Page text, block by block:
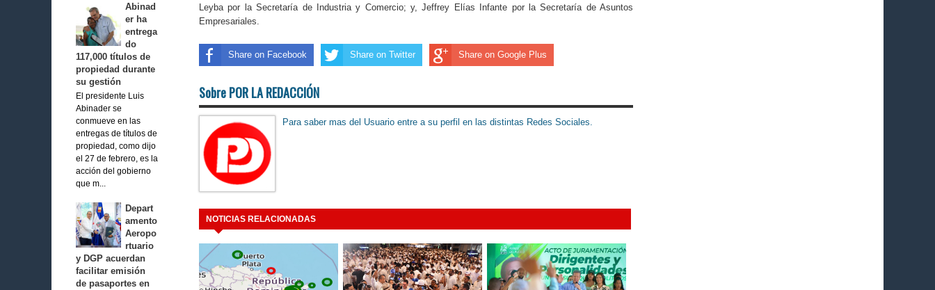
Abinad
er ha
entrega
do
117,000 títulos de
propiedad durante
su gestión
El presidente Luis
Abinader se
conmueve en las
entregas de títulos de
propiedad, como dijo
el 27 de febrero, es la
acción del gobierno
que m...
Depart
amento
Aeropo
rtuario
y DGP acuerdan
facilitar emisión
de pasaportes en
Leyba por la Secretaría de Industria y Comercio; y, Jeffrey Elías Infante por la Secretaría de Asuntos
Empresariales.
Share on Facebook Share on Twitter Share on Google Plus
Sobre POR LA REDACCIÓN
Para saber mas del Usuario entre a su perfil en las distintas Redes Sociales.
NOTICIAS RELACIONADAS